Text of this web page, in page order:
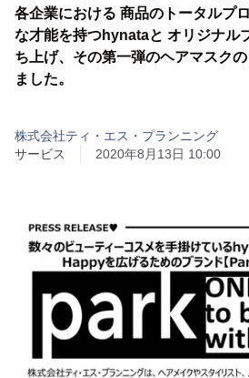
各企業における 商品のトータルプ
な才能を持つhynataと オリジナル
ち上げ、その第一弾のヘアマスク
ました。
株式会社ティ・エス・プランニング
サービス
2020年8月13日 10:00